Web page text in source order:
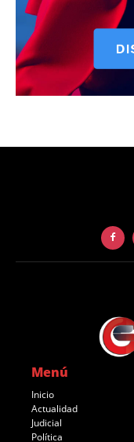
Menú
Inicio
Actualidad
Judicial
Política